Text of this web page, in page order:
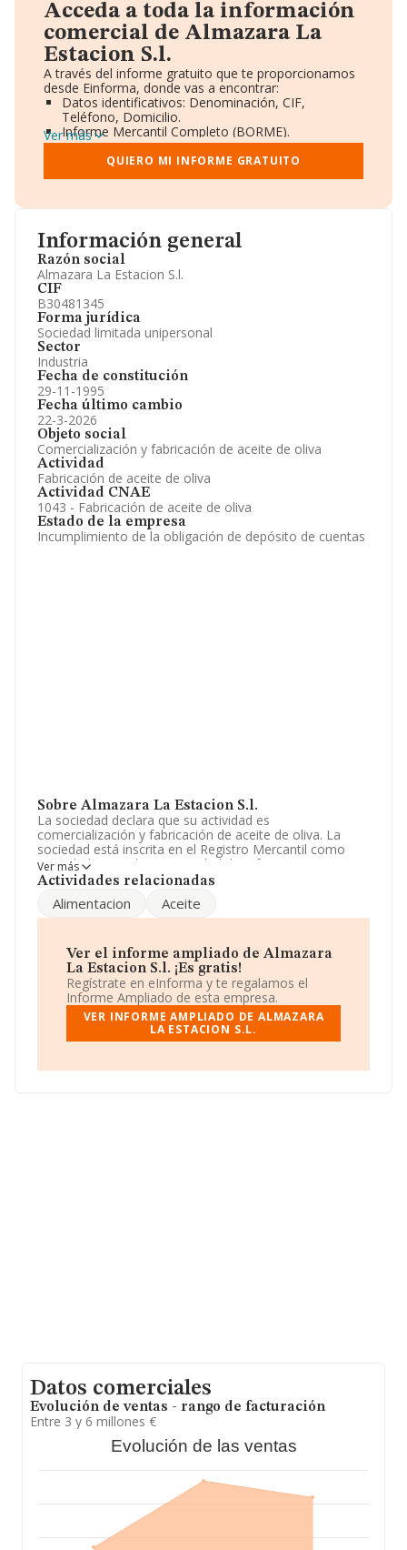
Información general
Razón social
Almazara La Estacion S.l.
CIF
B30481345
Forma jurídica
Sociedad limitada unipersonal
Sector
Industria
Fecha de constitución
29-11-1995
Fecha último cambio
22-3-2026
Objeto social
Comercialización y fabricación de aceite de oliva
Actividad
Fabricación de aceite de oliva
Actividad CNAE
1043 - Fabricación de aceite de oliva
Estado de la empresa
Incumplimiento de la obligación de depósito de cuentas
Sobre Almazara La Estacion S.l.
La sociedad declara que su actividad es
comercialización y fabricación de aceite de oliva. La
sociedad está inscrita en el Registro Mercantil como
Sociedad Limitada. La actividad de referencia CNAE
corresponde a 'Fabricación de aceite de oliva', cuyo
exportaciones.
del teléfono 968439021 y su email es
almazaralaestacion@yahoo.es. Puedes visitar su sitio
web:www.almazaralaestacion.com.
La empresaAlmazara La Estación S.L, CIF
B30481345, está situada en Lugar Paraje Estación núm.
S/N, (30890), en el municipio de Puerto Lumbreras,
Ver más
Actividades relacionadas
Alimentacion Aceite
Ver el informe ampliado de Almazara
La Estacion S.l. ¡Es gratis!
Regístrate en eInforma y te regalamos el
Informe Ampliado de esta empresa.
VER INFORME AMPLIADO DE ALMAZARA
LA ESTACION S.L.
Acceda a toda la información
comercial de Almazara La
Estacion S.l.
A través del informe gratuito que te proporcionamos
desde Einforma, donde vas a encontrar:
Datos identificativos: Denominación, CIF,
Teléfono, Domicilio.
Informe Mercantil Completo (BORME).
Gráficos de Evolución Ventas y Empleados.
Consejo de Administración y Administradores.
Directivos y Ejecutivos.
Información oficial y registral complementaria.
Ver más
QUIERO MI INFORME GRATUITO
Datos comerciales
Evolución de ventas - rango de facturación
Entre 3 y 6 millones €
Evolución de las ventas